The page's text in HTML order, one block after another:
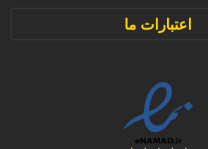
اعتبارات ما